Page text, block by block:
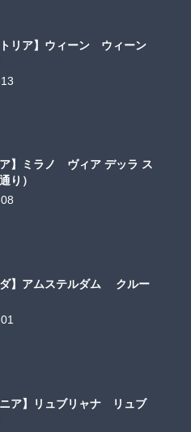
トリア】ウィーン ウィーン
ア】ミラノ ヴィア デッラ ス
り）
ダ】アムステルダム クルー
ニア】リュブリャナ リュブ